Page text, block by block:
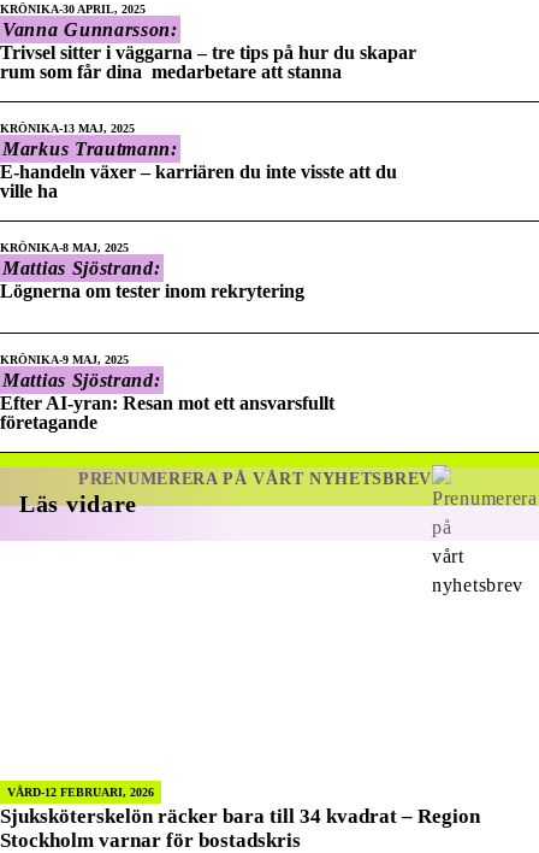
KRÖNIKA 30 APRIL, 2025
Vanna Gunnarsson:
Trivsel sitter i väggarna – tre tips på hur du skapar
rum som får dina medarbetare att stanna
KRÖNIKA 13 MAJ, 2025
Markus Trautmann:
E-handeln växer – karriären du inte visste att du
ville ha
KRÖNIKA 8 MAJ, 2025
Mattias Sjöstrand:
Lögnerna om tester inom rekrytering
KRÖNIKA 9 MAJ, 2025
Mattias Sjöstrand:
Efter AI-yran: Resan mot ett ansvarsfullt
företagande
PRENUMERERA PÅ VÅRT NYHETSBREV
Läs vidare
VÅRD 12 FEBRUARI, 2026
Sjuksköterskelön räcker bara till 34 kvadrat – Region
Stockholm varnar för bostadskris